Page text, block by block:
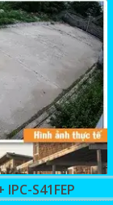
IPC-S41FEP